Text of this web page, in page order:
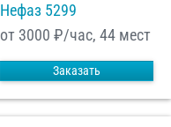
Нефаз 5299
от 3000 ₽/час, 44 мест
Заказать